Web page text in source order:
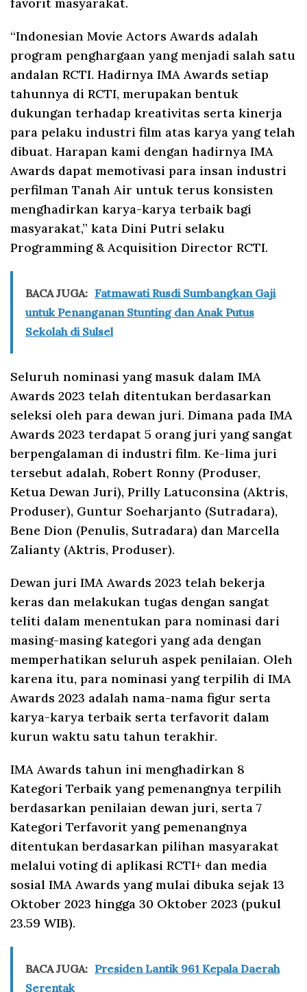
“Indonesian Movie Actors Awards adalah
program penghargaan yang menjadi salah satu
andalan RCTI. Hadirnya IMA Awards setiap
tahunnya di RCTI, merupakan bentuk
dukungan terhadap kreativitas serta kinerja
para pelaku industri film atas karya yang telah
dibuat. Harapan kami dengan hadirnya IMA
Awards dapat memotivasi para insan industri
perfilman Tanah Air untuk terus konsisten
menghadirkan karya-karya terbaik bagi
masyarakat,” kata Dini Putri selaku
Programming & Acquisition Director RCTI.
BACA JUGA: Fatmawati Rusdi Sumbangkan Gaji
untuk Penanganan Stunting dan Anak Putus
Sekolah di Sulsel
Seluruh nominasi yang masuk dalam IMA
Awards 2023 telah ditentukan berdasarkan
seleksi oleh para dewan juri. Dimana pada IMA
Awards 2023 terdapat 5 orang juri yang sangat
berpengalaman di industri film. Ke-lima juri
tersebut adalah, Robert Ronny (Produser,
Ketua Dewan Juri), Prilly Latuconsina (Aktris,
Produser), Guntur Soeharjanto (Sutradara),
Bene Dion (Penulis, Sutradara) dan Marcella
Zalianty (Aktris, Produser).
Dewan juri IMA Awards 2023 telah bekerja
keras dan melakukan tugas dengan sangat
teliti dalam menentukan para nominasi dari
masing-masing kategori yang ada dengan
memperhatikan seluruh aspek penilaian. Oleh
karena itu, para nominasi yang terpilih di IMA
Awards 2023 adalah nama-nama figur serta
karya-karya terbaik serta terfavorit dalam
kurun waktu satu tahun terakhir.
IMA Awards tahun ini menghadirkan 8
Kategori Terbaik yang pemenangnya terpilih
berdasarkan penilaian dewan juri, serta 7
Kategori Terfavorit yang pemenangnya
ditentukan berdasarkan pilihan masyarakat
melalui voting di aplikasi RCTI+ dan media
sosial IMA Awards yang mulai dibuka sejak 13
Oktober 2023 hingga 30 Oktober 2023 (pukul
23.59 WIB).
BACA JUGA: Presiden Lantik 961 Kepala Daerah
Serentak